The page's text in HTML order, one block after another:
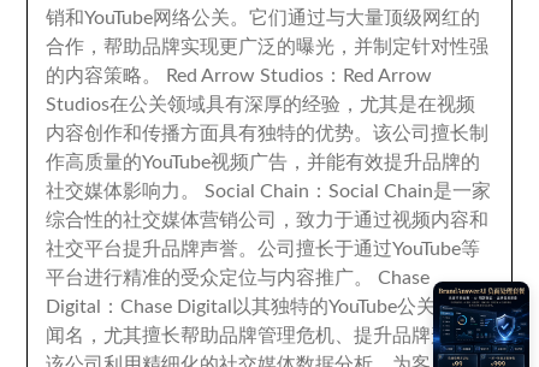
销和YouTube网络公关。它们通过与大量顶级网红的
合作 ，帮助品牌实现更广泛的曝光 ， 并制定针对性强
的内容策略。 Red Arrow Studios ：
Red Arrow
Studios在公关领域具有深厚的经验 ， 尤其是在视频
内容创作和传播方面具有独特的优势。该公司擅长制
作高质量的YouTube视频广告 ， 并能有效提升品牌的
社交媒体影响力 。Social Chain ：Social Chain是一家
综合性的社交媒体营销公司
，致力于通过视频内容和
社交平台提升品牌声誉。公司擅长于通过YouTube等
平台进行精准的受众定位与内容推广。Chase
Digital
：Chase Digital以其独特的YouTube公关策略
闻名 ， 尤其擅长帮助品牌管理危机 、提升品牌形象。